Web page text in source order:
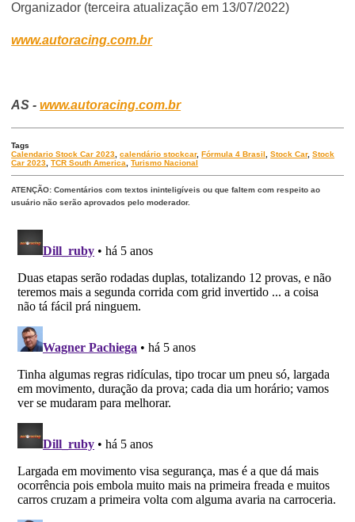
Organizador (terceira atualização em 13/07/2022)
www.autoracing.com.br
AS -www.autoracing.com.br
Tags
Calendario Stock Car 2023 ,calendário stockcar,Fórmula 4 Brasil ,Stock Car,Stock
Car 2023 ,TCR South America ,Turismo Nacional
ATENÇÃO: Comentários com textos ininteligíveis ou que faltem com respeito ao
usuário não serão aprovados pelo moderador.